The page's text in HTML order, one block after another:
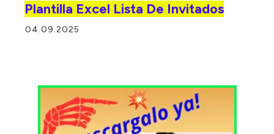
Plantilla Excel Lista De Invitados
04.09.2025